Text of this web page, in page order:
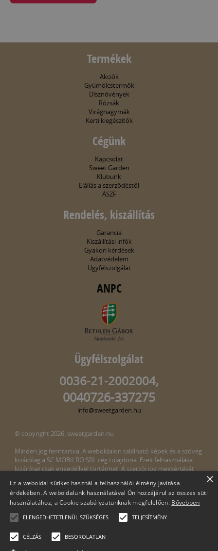
Termékek
Akciók
Gyümölcstermők
Dísznövények
Rózsák
Virághagymák
Kerti kiegészítők
Cégünk
Kapcsolat
Sweet Garden
Klubunk
Elállás a szerződéstől
ÁSZF
Rendelés, kiszállítás
Garancia
Kiszállítási infók
Gyakori kérdések
Adatvédelem
Ügyfélszolgálat
ANPC
Ügyfélszolgálat
0036-21-2002004,
0040726-337275
info@sweetgarden.hu
© copyright 2026. sweetgarden.hu
Minden jog fenntartva. A weboldalon található képek és a szöveg
kizárólag a SC MOBILRO SRL cég tulajdona. Ezek felhasználása
kizárólag csak engedéllyel történhet. A szerzői jog megsértését
megsértését észlelné, kérjük, jelezze ezt felénk a következő e-mail
címen:info@sweetgarden.hu
×
Ez a weboldal sütiket használ a felhasználói élmény javítása
érdekében. A weboldalunk használatával Ön hozzájárul az összes süti
használatához, a Cookie szabályzatunknak megfelelően. Bővebben
ELENGEDHETETLENÜL SZÜKSÉGES TELJESÍTMÉNY
CÉLZÁS BESOROLATLAN